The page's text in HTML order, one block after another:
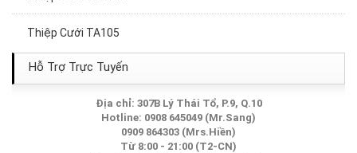
Thiệp Cưới TA105
Thiệp Cưới TA172
Thiệp Cưới TA132
Thiệp Cưới TA240A
Hỗ Trợ Trực Tuyến
Địa chỉ: 307B Lý Thái Tổ, P.9, Q.10
Hotline: 0908 645049 (Mr.Sang)
0909 864303 (Mrs.Hiền)
Từ 8:00 - 21:00 (T2-CN)